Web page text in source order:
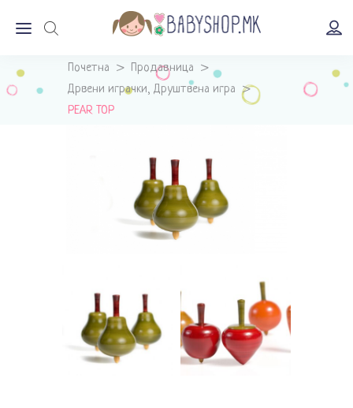
Почетна > Продавница >
Дрвени играчки, Друштвена игра >
PEAR TOP